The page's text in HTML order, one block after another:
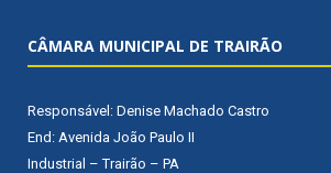
CÂMARA MUNICIPAL DE TRAIRÃO
Responsável: Denise Machado Castro
End: Avenida João Paulo II
Industrial – Trairão – PA